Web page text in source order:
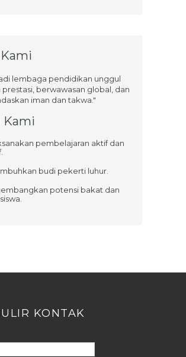
lembaga pendidikan unggul
prestasi, berwawasan global, dan
iman dan takwa."
Kami
pembelajaran aktif dan
budi pekerti luhur.
potensi bakat dan
KONTAK